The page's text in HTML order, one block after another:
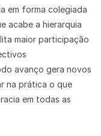
em forma colegiada
acabe a hierarquia
maior participação
avanço gera novos
na prática o que
em todas as